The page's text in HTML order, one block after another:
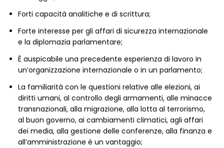
Forti capacità analitiche e di scrittura;
Forte interesse per gli affari di sicurezza internazionale
e la diplomazia parlamentare;
È auspicabile una precedente esperienza di lavoro in
un’organizzazione internazionale o in un parlamento;
La familiarità con le questioni relative alle elezioni, ai
diritti umani, al controllo degli armamenti, alle minacce
transnazionali, alla migrazione, alla lotta al terrorismo,
al buon governo, ai cambiamenti climatici, agli affari
dei media, alla gestione delle conferenze, alla finanza e
all’amministrazione è un vantaggio;